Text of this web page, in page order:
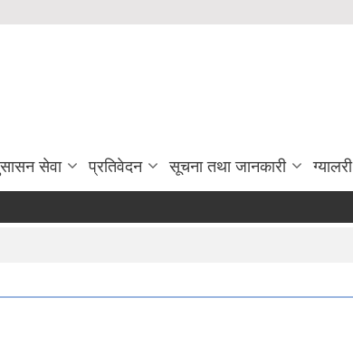
सेवा प्रतिवेदन सूचना तथा जानकारी ग्यालरी